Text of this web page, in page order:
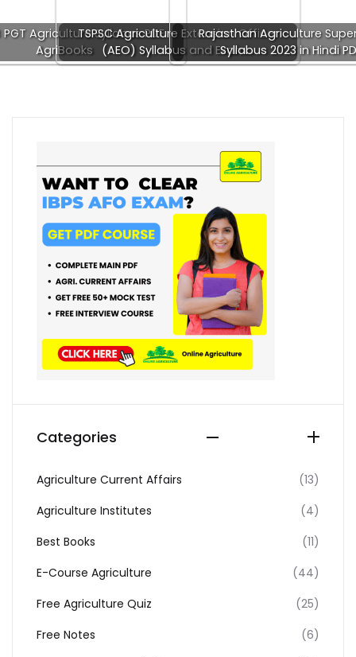
PGT Agriculture Syllabus PDF -
AgriBooks
TSPSC Agriculture Extension Officer
(AEO) Syllabus and Exam…
Rajasthan Agriculture
Syllabus 2023 in Hindi
Categories
Agriculture Current Affairs
(13)
Agriculture Institutes
(4)
Best Books
(11)
E-Course Agriculture
(44)
Free Agriculture Quiz
(25)
Free Notes
(6)